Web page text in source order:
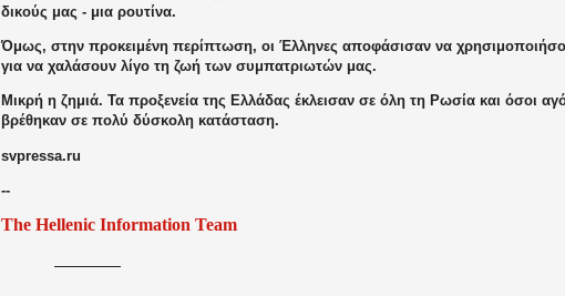
δικούς μας - μια ρουτίνα.
Όμως, στην προκειμένη περίπτωση, οι Έλληνες αποφάσισαν να
για να χαλάσουν λίγο τη ζωή των συμπατριωτών μας.
Μικρή η ζημιά. Τα προξενεία της Ελλάδας έκλεισαν σε όλη τη Ρωσία και όσοι
βρέθηκαν σε πολύ δύσκολη κατάσταση.
svpressa.ru
--
The Hellenic Information Team